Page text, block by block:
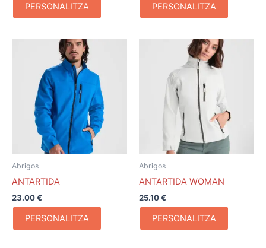
PERSONALITZA PERSONALITZA
Abrigos
ANTARTIDA
23.00€
PERSONALITZA
Abrigos
ANTARTIDA WOMAN
25.10€
PERSONALITZA